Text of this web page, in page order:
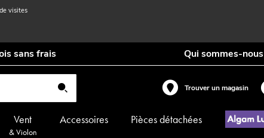
visites
sans frais Qui sommes-nous
Trouver un magasin
Vent
& Violon
Accessoires Pièces détachées